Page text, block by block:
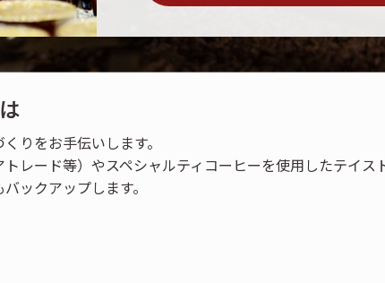
りをお手伝いします。
レード等）やスペシャルティコーヒーを使用したテイス
ックアップします。